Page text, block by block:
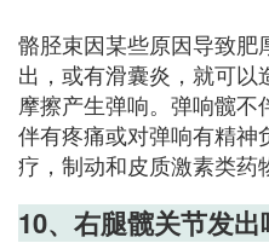
骼胫束因某些原因导致肥
出，或有滑囊炎，就可以
摩擦产生弹响。弹响髋不
伴有疼痛或对弹响有精神
疗，制动和皮质激素类药
10、右腿髋关节发出